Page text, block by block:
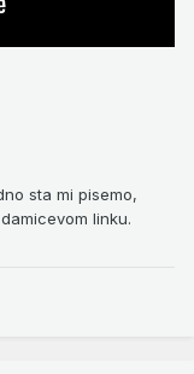
sta mi pisemo,
linku.